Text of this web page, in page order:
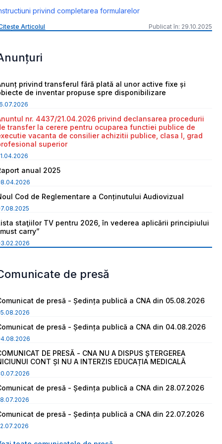
privind completarea formularelor
Articolul Publicat în: 29.10.2025
privind transferul fără plată al unor active fixe și
de inventar propuse spre disponibilizare
nr. 4437/21.04.2026 privind declansarea procedurii
transfer la cerere pentru ocuparea functiei publice de
vacanta de consilier achizitii publice, clasa I, grad
superior
anual 2025
Cod de Reglementare a Conținutului Audiovizual
staţiilor TV pentru 2026, în vederea aplicării principiului
carry”
de presă
de presă - Ședința publică a CNA din 05.08.2026
de presă - Ședința publică a CNA din 04.08.2026
DE PRESĂ - CNA NU A DISPUS ȘTERGEREA
CONT ȘI NU A INTERZIS EDUCAȚIA MEDICALĂ
de presă - Ședința publică a CNA din 28.07.2026
de presă - Ședința publică a CNA din 22.07.2026